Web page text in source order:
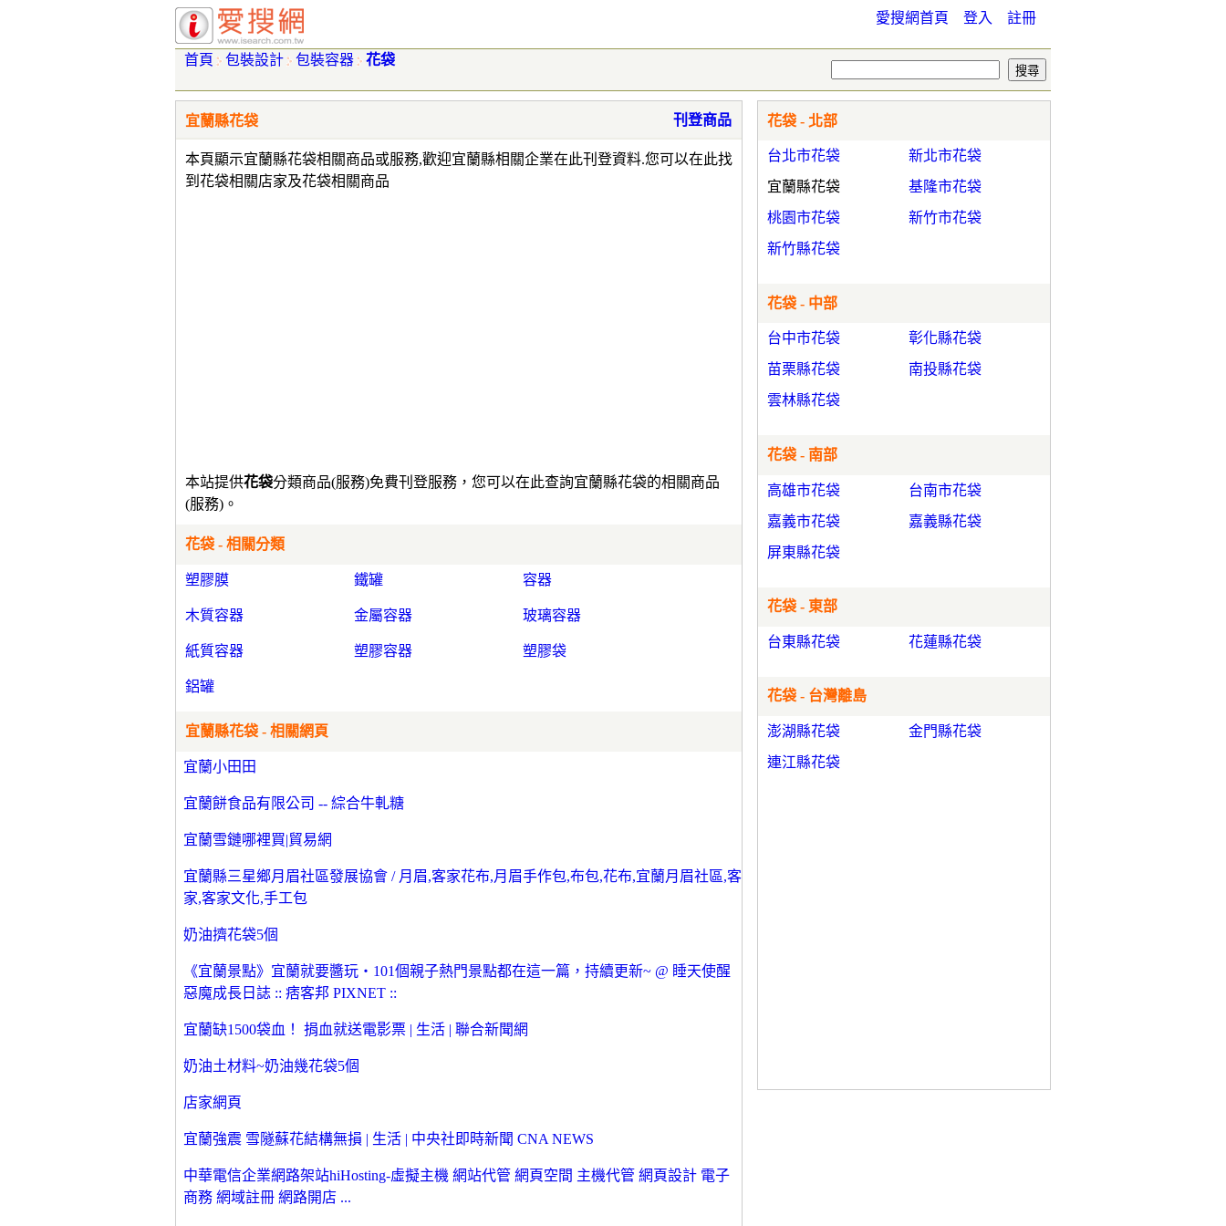
愛搜網首頁 登入 註冊
首頁 包裝設計 包裝容器 花袋
宜蘭縣花袋
本頁顯示宜蘭縣花袋相關商品或服務,歡迎宜蘭縣相關企業在此刊登資料.您可以在此找
到花袋相關店家及花袋相關商品
刊登商品
本站提供花袋分類商品(服務)免費刊登服務，您可以在此查詢宜蘭縣花袋的相關商品
(服務)。
花袋 - 相關分類
塑膠膜 鐵罐 容器
木質容器 金屬容器 玻璃容器
紙質容器 塑膠容器 塑膠袋
鋁罐
宜蘭縣花袋 - 相關網頁
宜蘭小田田
宜蘭餅食品有限公司 -- 綜合牛軋糖
宜蘭雪鏈哪裡買|貿易網
宜蘭縣三星鄉月眉社區發展協會 / 月眉,客家花布,月眉手作包,布包,花布,宜蘭月眉社區,客
家,客家文化,手工包
奶油擠花袋5個
《宜蘭景點》宜蘭就要醬玩‧101個親子熱門景點都在這一篇，持續更新~ @ 睡天使醒
惡魔成長日誌 :: 痞客邦 PIXNET ::
宜蘭缺1500袋血！ 捐血就送電影票 | 生活 | 聯合新聞網
奶油土材料~奶油幾花袋5個
店家網頁
宜蘭強震 雪隧蘇花結構無損 | 生活 | 中央社即時新聞 CNA NEWS
中華電信企業網路架站hiHosting-虛擬主機 網站代管 網頁空間 主機代管 網頁設計 電子
商務 網域註冊 網路開店 ...
花袋 - 北部
台北市花袋
新北市花袋
宜蘭縣花袋
基隆市花袋
桃園市花袋
新竹市花袋
新竹縣花袋
花袋 - 中部
台中市花袋
彰化縣花袋
苗栗縣花袋
南投縣花袋
雲林縣花袋
花袋 - 南部
高雄市花袋
台南市花袋
嘉義市花袋
嘉義縣花袋
屏東縣花袋
花袋 - 東部
台東縣花袋 花蓮縣花袋
花袋 - 台灣離島
澎湖縣花袋
金門縣花袋
連江縣花袋